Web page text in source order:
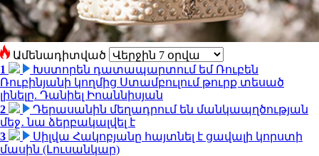
Ամենադիտված
1
Խստորեն դատապարտում եմ Ռուբեն
Ռուբինյանի կողմից Ստամբուլում թուրք տեսած
լինելը. Դանիել Իոաննիսյան
2
Դերասանին մեղադրում են մանկապղծության
մեջ․ նա ձերբակալվել է
3
Սիլվա Հակոբյանը հայտնել է ցավալի կորստի
մասին (Լուսանկար)